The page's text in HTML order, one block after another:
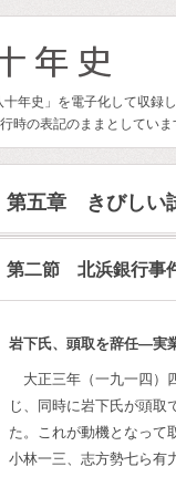
年史」を電子化して収録
時の表記のままとしてい
第五章 きびしい
第二節 北浜銀行事
岩下氏、頭取を辞任―実
大正三年（一九一四）
じ、同時に岩下氏が頭取
た。これが動機となって
小林一三、志方勢七ら有